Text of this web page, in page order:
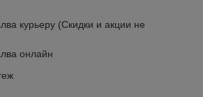
курьеру (Скидки и акции не
онлайн